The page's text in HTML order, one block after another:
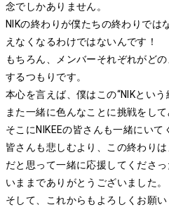
念でしかありません。
NIKの終わりが僕たちの終わりでは
えなくなるわけではないんです！
もちろん、メンバーそれぞれがど
するつもりです。
本心を言えば、僕はこの“NIKという
また一緒に色んなことに挑戦をして
そこにNIKEEの皆さんも一緒にいて
皆さんも悲しむより、この終わり
だと思って一緒に応援してくださっ
いままでありがとうございました。
そして、これからもよろしくお願い